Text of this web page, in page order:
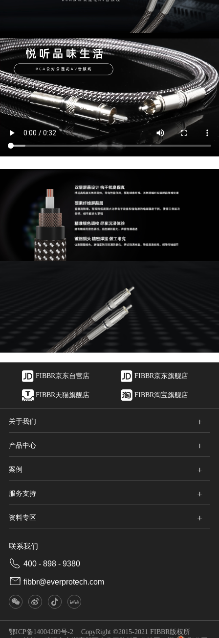
FIBBR京东自营店 FIBBR京东旗舰店
FIBBR天猫旗舰店 FIBBR淘宝旗舰店
+
关于我们
+
产品中心
+
案例
+
服务支持
+
资料专区
联系我们
400 - 898 - 9380
fibbr@everprotech.com
鄂ICP备14004209号-2 CopyRight ©2015-2021 FIBBR版权所